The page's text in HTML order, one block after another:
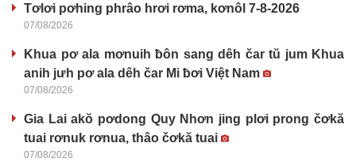
Tơlơi pơhing phrâo hrơi rơma, kơnôl 7-8-2026
07/08/2026
Khua pơ ala mơnuih ƀôn sang dêh čar tŭ jum Khua
anih jưh pơ ala dêh čar Mi ƀơi Việt Nam
07/08/2026
Gia Lai akŏ pơdong Quy Nhơn jing plơi prong čơkă
tuai rơnuk rơnua, thâo čơkă tuai
07/08/2026